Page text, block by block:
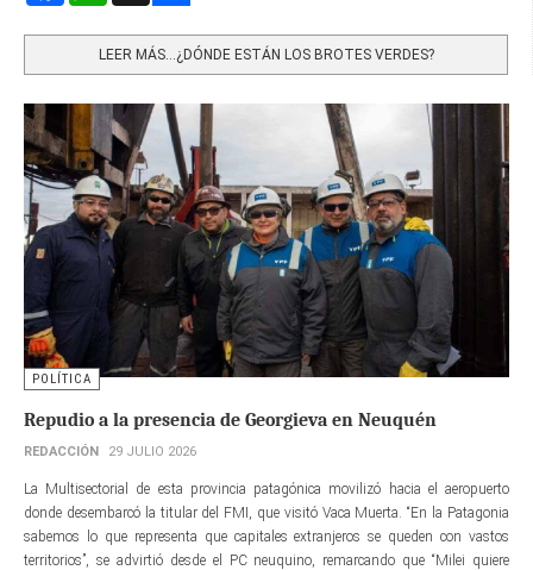
LEER MÁS…¿DÓNDE ESTÁN LOS BROTES VERDES?
POLÍTICA
Repudio a la presencia de Georgieva en Neuquén
REDACCIÓN 29 JULIO 2026
La Multisectorial de esta provincia patagónica movilizó hacia el aeropuerto
donde desembarcó la titular del FMI, que visitó Vaca Muerta. “En la Patagonia
sabemos lo que representa que capitales extranjeros se queden con vastos
territorios”, se advirtió desde el PC neuquino, remarcando que “Milei quiere